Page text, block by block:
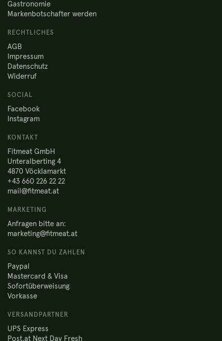
Gastronomie
Markenbotschafter werden
RECHTLICHES
AGB
Impressum
Datenschutz
Widerruf
SOCIAL
Facebook
Instagram
KONTAKT
Fitmeat GmbH
Unteralberting 4
4870 Vöcklamarkt
+43 660 226 22 22
mail@fitmeat.at
MARKETING
Anfragen bitte an:
marketing@fitmeat.at
SO KANNST DU ZAHLEN
Paypal
Mastercard & Visa
Sofortüberweisung
Vorkasse
VERSANDPARTNER
UPS Express
Post.at Next Day Fresh